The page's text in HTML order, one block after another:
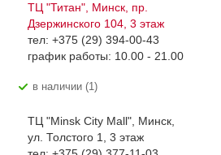
ТЦ "Титан", Минск, пр.
Дзержинского 104, 3 этаж
тел: +375 (29) 394-00-43
график работы: 10.00 - 21.00
В наличии (1)
ТЦ "Minsk City Mall", Минск,
ул. Толстого 1, 3 этаж